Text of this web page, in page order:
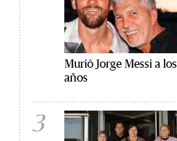
Murió Jorge Messi a
años
3